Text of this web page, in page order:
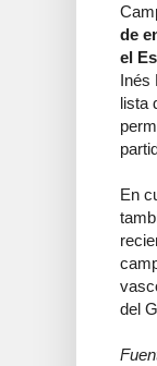
de
el
Inés
lista
En
del